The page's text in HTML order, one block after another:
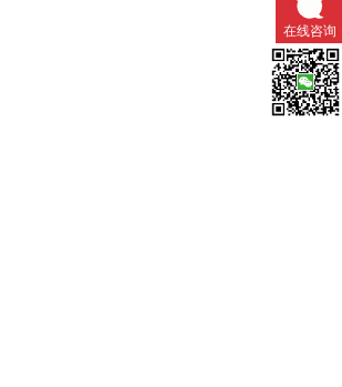
在线咨询
微信扫一扫